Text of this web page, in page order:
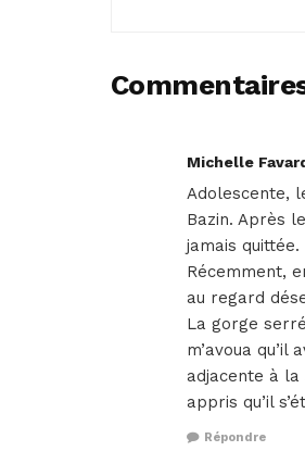
Michelle
Adolescente,
Bazin. Après
jamais quittée.
Récemment,
au regard
La gorge
m’avoua
adjacente à la
appris qu’il
Répondre